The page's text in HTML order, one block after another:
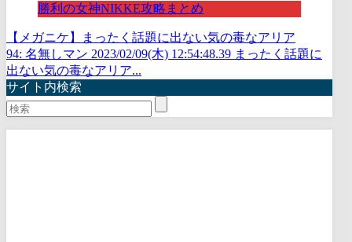
勝利の女神NIKKE攻略まとめ
【メガニケ】まったく話題に出ない気の毒なアリア
94: 名無しマン 2023/02/09(木) 12:54:48.39 まったく話題に
出ない気の毒なアリア...
サイト内検索